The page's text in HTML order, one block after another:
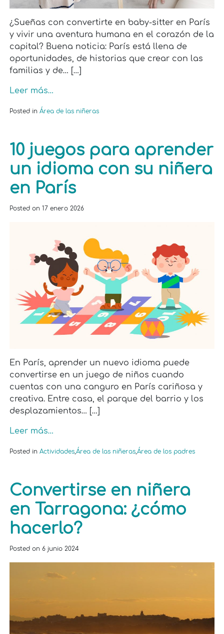
¿Sueñas con convertirte en baby-sitter en París
y vivir una aventura humana en el corazón de la
capital? Buena noticia: París está llena de
oportunidades, de historias que crear con las
familias y de… […]
Leer más…
Posted inÁrea de las niñeras
10 juegos para aprender
un idioma con su niñera
en París
Posted on17 enero 2026
En París, aprender un nuevo idioma puede
convertirse en un juego de niños cuando
cuentas con una canguro en París cariñosa y
creativa. Entre casa, el parque del barrio y los
desplazamientos… […]
Leer más…
Posted inActividades,Área de las niñeras,Área de los padres
Convertirse en niñera
en Tarragona: ¿cómo
hacerlo?
Posted on6 junio 2024